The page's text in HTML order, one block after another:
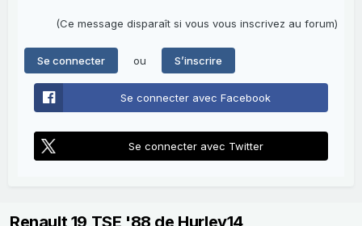
(Ce message disparaît si vous vous inscrivez au forum)
Se connecter ou S’inscrire
Se connecter avec Facebook
Se connecter avec Twitter